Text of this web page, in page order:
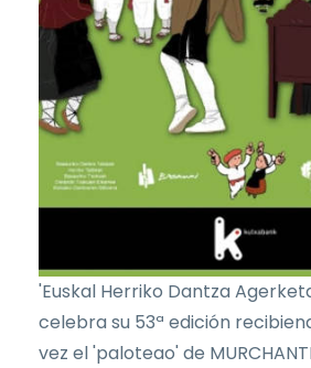
'Euskal Herriko Dantza
celebra su 53ª edición
vez el 'paloteao' de